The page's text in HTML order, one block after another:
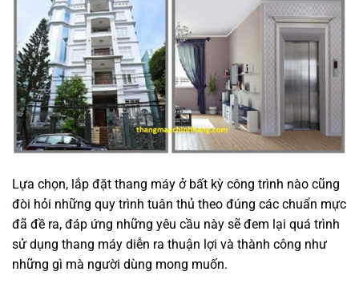
Lựa chọn, lắp đặt thang máy ở bất kỳ công trình nào cũng
đòi hỏi những quy trình tuân thủ theo đúng các chuẩn mực
đã đề ra, đáp ứng những yêu cầu này sẽ đem lại quá trình
sử dụng thang máy diễn ra thuận lợi và thành công như
những gì mà người dùng mong muốn.